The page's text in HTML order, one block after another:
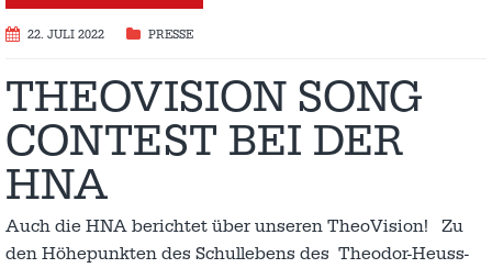
22. JULI 2022 PRESSE
THEOVISION SONG
CONTEST BEI DER
HNA
Auch die HNA berichtet über unseren TheoVision! Zu
den Höhepunkten des Schullebens des Theodor-Heuss-